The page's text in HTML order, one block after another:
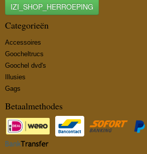
IZI_SHOP_HERROEPING
Categorieën
Accessoires
Goocheltrucs
Goochel dvd's
Illusies
Gags
Betaalmethodes